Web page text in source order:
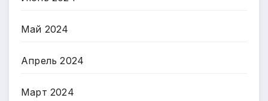
Май 2024
Апрель 2024
Март 2024